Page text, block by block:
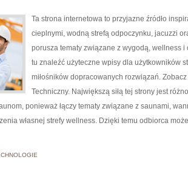
Ta strona internetowa to przyjazne źródło
cieplnymi, wodną strefą odpoczynku, jacuzzi
porusza tematy związane z wygodą, wellness
tu znaleźć użyteczne wpisy dla użytkowników
miłośników dopracowanych rozwiązań.
Techniczny. Największą siłą tej strony jest
ponieważ łączy tematy związane z saunami,
własnej strefy wellness. Dzięki temu odbiorca